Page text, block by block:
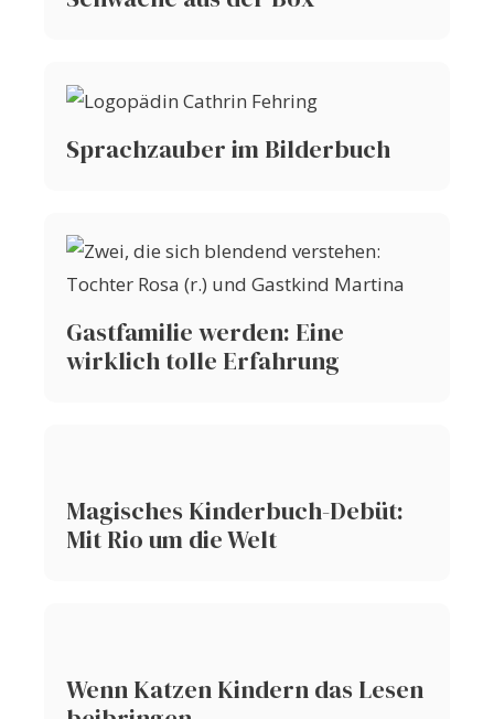
Sprachzauber im Bilderbuch
Gastfamilie werden: Eine
wirklich tolle Erfahrung
Magisches Kinderbuch-Debüt:
Mit Rio um die Welt
Wenn Katzen Kindern das Lesen